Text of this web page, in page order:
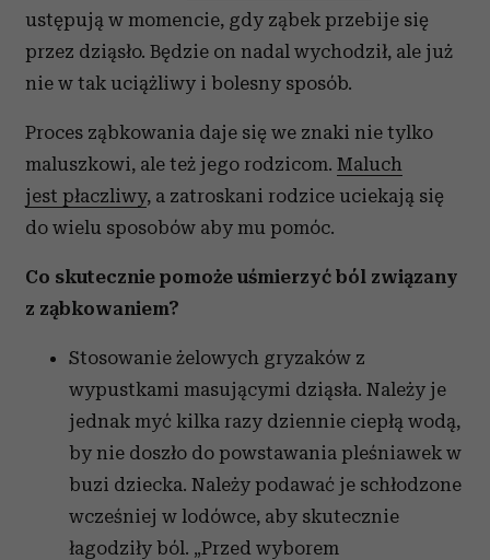
ustępują w momencie, gdy ząbek przebije się
przez dziąsło. Będzie on nadal wychodził, ale już
nie w tak uciążliwy i bolesny sposób.
Proces ząbkowania daje się we znaki nie tylko
maluszkowi, ale też jego rodzicom. Maluch
jest płaczliwy, a zatroskani rodzice uciekają się
do wielu sposobów aby mu pomóc.
Co skutecznie pomoże uśmierzyć ból związany
z ząbkowaniem?
Stosowanie żelowych gryzaków z
wypustkami masującymi dziąsła. Należy je
jednak myć kilka razy dziennie ciepłą wodą,
by nie doszło do powstawania pleśniawek w
buzi dziecka. Należy podawać je schłodzone
wcześniej w lodówce, aby skutecznie
łagodziły ból. „Przed wyborem